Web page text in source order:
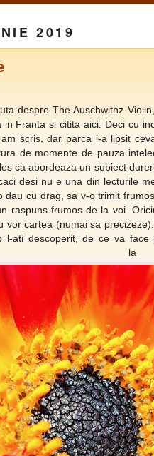
2019
despre The Auschwithz
in Franta si citita aici. Deci cu
scris, dar parca i-a lipsit
de momente de pauza
ca abordeaza un subiect
desi nu e una din lecturile
dau cu drag, sa v-o trimit
raspuns frumos de la voi.
vor cartea (numai sa
l-ati descoperit, de ce va face